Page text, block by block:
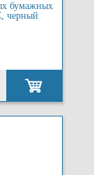
бумажных
черный